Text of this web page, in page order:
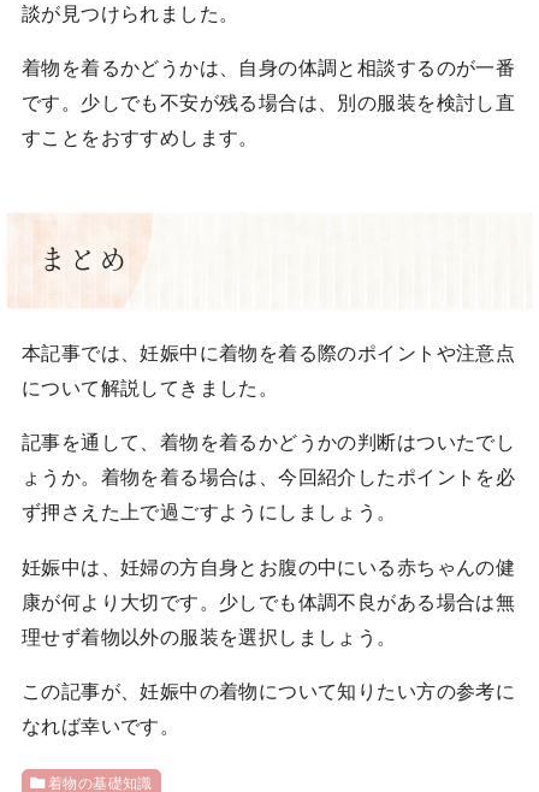
談が見つけられました。
着物を着るかどうかは、自身の体調と相談するのが一番
です。少しでも不安が残る場合は、別の服装を検討し直
すことをおすすめします。
まとめ
本記事では、妊娠中に着物を着る際のポイントや注意点
について解説してきました。
記事を通して、着物を着るかどうかの判断はついたでし
ょうか。着物を着る場合は、今回紹介したポイントを必
ず押さえた上で過ごすようにしましょう。
妊娠中は、妊婦の方自身とお腹の中にいる赤ちゃんの健
康が何より大切です。少しでも体調不良がある場合は無
理せず着物以外の服装を選択しましょう。
この記事が、妊娠中の着物について知りたい方の参考に
なれば幸いです。
着物の基礎知識